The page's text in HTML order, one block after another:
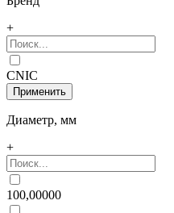
+
CNIC
Диаметр, мм
+
100,00000